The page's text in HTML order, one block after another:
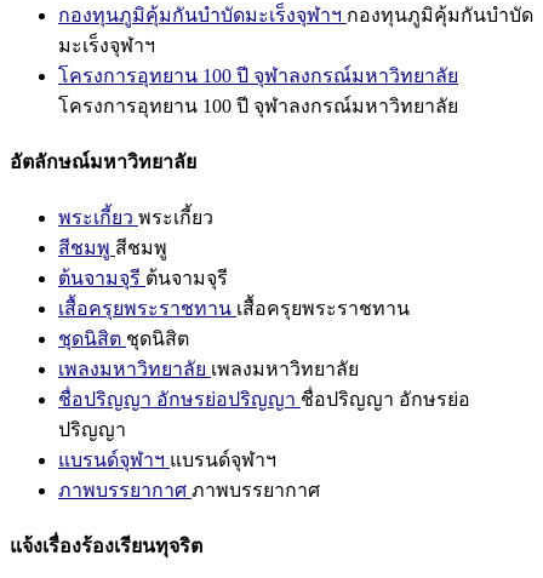
กองทุนภูมิคุ้มกันบำบัดมะเร็งจุฬาฯ กองทุนภูมิคุ้มกันบำบัด
มะเร็งจุฬาฯ
โครงการอุทยาน 100 ปี จุฬาลงกรณ์มหาวิทยาลัย
โครงการอุทยาน 100 ปี จุฬาลงกรณ์มหาวิทยาลัย
อัตลักษณ์มหาวิทยาลัย
พระเกี้ยว พระเกี้ยว
สีชมพู สีชมพู
ต้นจามจุรี ต้นจามจุรี
เสื้อครุยพระราชทาน เสื้อครุยพระราชทาน
ชุดนิสิต ชุดนิสิต
เพลงมหาวิทยาลัย เพลงมหาวิทยาลัย
ชื่อปริญญา อักษรย่อปริญญา ชื่อปริญญา อักษรย่อ
ปริญญา
แบรนด์จุฬาฯ แบรนด์จุฬาฯ
ภาพบรรยากาศ ภาพบรรยากาศ
แจ้งเรื่องร้องเรียนทุจริต